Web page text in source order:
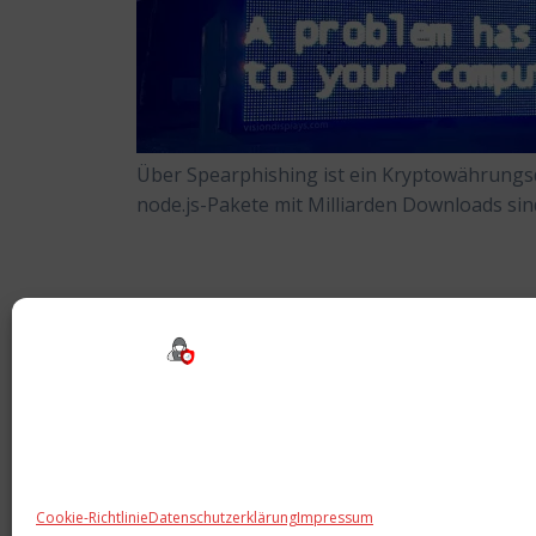
Cookie-RichtlinieDatenschutzerklärungImpressum
Über Spearphishing ist ein
node.js-Pakete mit Milliarden Downloads
Beitragsnavigation